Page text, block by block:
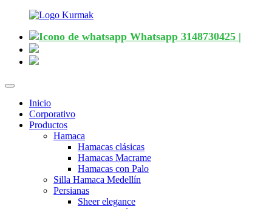
Whatsapp 3148730425 |
Desplegar
navegación
Inicio
Corporativo
Productos
Hamaca
Hamacas clásicas
Hamacas Macrame
Hamacas con Palo
Silla Hamaca Medellín
Persianas
Sheer elegance